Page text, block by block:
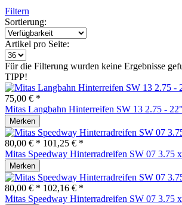
Filtern
Sortierung:
Artikel pro Seite:
Für die Filterung wurden keine Ergebnisse
TIPP!
75,00 € *
Mitas Langbahn Hinterreifen SW 13 2.75 - 22"
Merken
80,00 € * 101,25 € *
Mitas Speedway Hinterradreifen SW 07 3.75
Merken
80,00 € * 102,16 € *
Mitas Speedway Hinterradreifen SW 07 3.75